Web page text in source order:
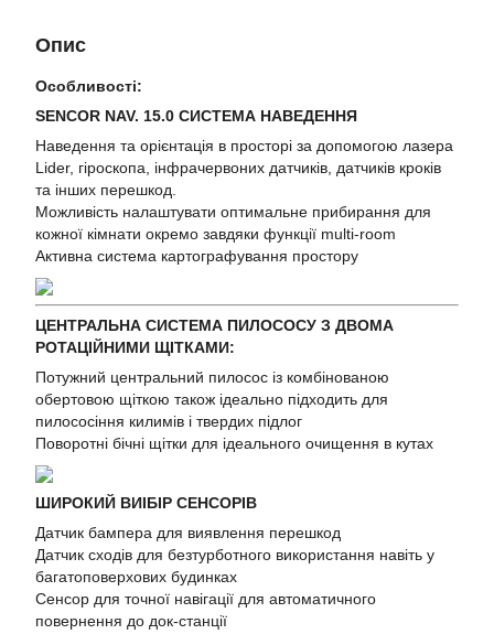
Опис
Особливості:
SENCOR NAV. 15.0 СИСТЕМА НАВЕДЕННЯ
Наведення та орієнтація в просторі за допомогою лазера
Lider, гіроскопа, інфрачервоних датчиків, датчиків кроків
та інших перешкод.
Можливість налаштувати оптимальне прибирання для
кожної кімнати окремо завдяки функції multi-room
Активна система картографування простору
ЦЕНТРАЛЬНА СИСТЕМА ПИЛОСОСУ З ДВОМА
РОТАЦІЙНИМИ ЩІТКАМИ:
Потужний центральний пилосос із комбінованою
обертовою щіткою також ідеально підходить для
пилососіння килимів і твердих підлог
Поворотні бічні щітки для ідеального очищення в кутах
ШИРОКИЙ ВИІБІР СЕНСОРІВ
Датчик бампера для виявлення перешкод
Датчик сходів для безтурботного використання навіть у
багатоповерхових будинках
Сенсор для точної навігації для автоматичного
повернення до док-станції